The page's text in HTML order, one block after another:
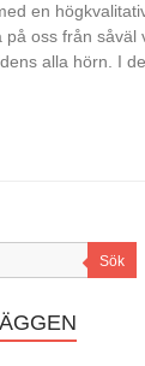
en
på oss från såväl
alla hörn. I
Sök